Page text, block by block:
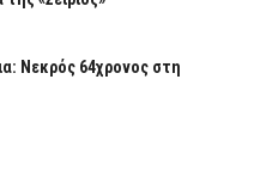
Νεκρός 64χρονος στη